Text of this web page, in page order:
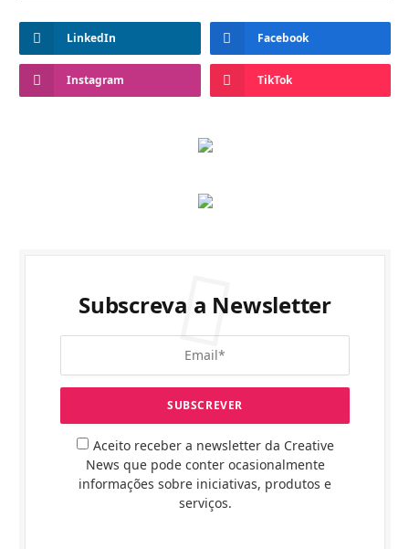
LinkedIn Facebook
Instagram TikTok
Subscreva a Newsletter
Aceito receber a newsletter da Creative
News que pode conter ocasionalmente
informações sobre iniciativas, produtos e
serviços.